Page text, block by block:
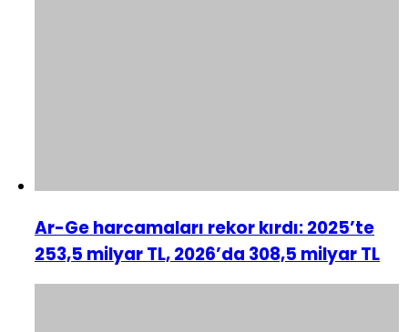
Ar-Ge harcamaları rekor kırdı: 2025’te
253,5 milyar TL, 2026’da 308,5 milyar TL